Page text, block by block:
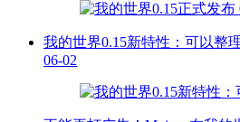
我的世界0.15新特性：可以整
06-02